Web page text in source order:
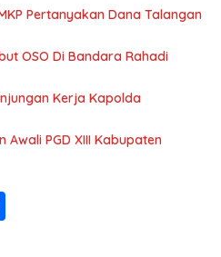
Pertanyakan Dana Talangan
OSO Di Bandara Rahadi
Kerja Kapolda
PGD XIII Kabupaten